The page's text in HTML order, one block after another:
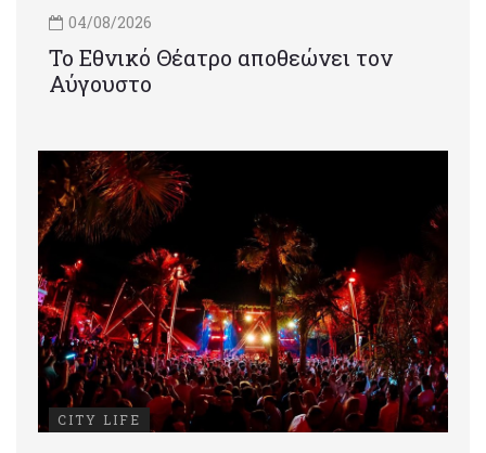
04/08/2026
Το Εθνικό Θέατρο αποθεώνει τον
Αύγουστο
CITY LIFE